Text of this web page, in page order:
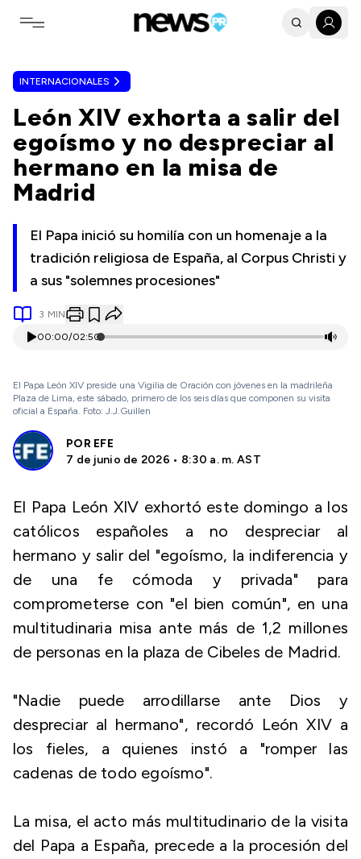
Toggle navigation menu
INTERNACIONALES
León XIV exhorta a salir del
egoísmo y no despreciar al
hermano en la misa de
Madrid
El Papa inició su homilía con un homenaje a la
tradición religiosa de España, al Corpus Christi y
a sus "solemnes procesiones"
3 MIN
00:00/02:50
El Papa León XIV preside una Vigilia de Oración con jóvenes en la madrileña
Plaza de Lima, este sábado, primero de los seis días que componen su visita
oficial a España. Foto: J.J.Guillen
POR EFE
7 de junio de 2026 • 8:30 a. m. AST
El Papa León XIV exhortó este domingo a los
católicos españoles a no despreciar al
hermano y salir del "egoísmo, la indiferencia y
de una fe cómoda y privada" para
comprometerse con "el bien común", en una
multitudinaria misa ante más de 1,2 millones
de personas en la plaza de Cibeles de Madrid.
"Nadie puede arrodillarse ante Dios y
despreciar al hermano", recordó León XIV a
los fieles, a quienes instó a "romper las
cadenas de todo egoísmo".
La misa, el acto más multitudinario de la visita
del Papa a España, precede a la procesión del